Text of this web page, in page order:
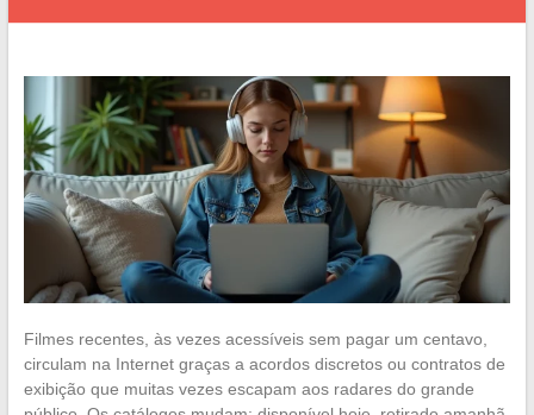
Filmes recentes, às vezes acessíveis sem pagar um centavo,
circulam na Internet graças a acordos discretos ou contratos de
exibição que muitas vezes escapam aos radares do grande